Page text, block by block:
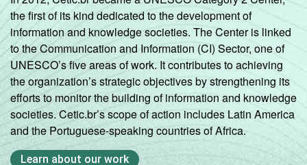
the first of its kind dedicated to the development of
information and knowledge societies. The Center is linked
to the Communication and Information (CI) Sector, one of
UNESCO’s five areas of work. It contributes to achieving
the organization’s strategic objectives by strengthening its
efforts to monitor the building of information and knowledge
societies. Cetic.br’s scope of action includes Latin America
and the Portuguese-speaking countries of Africa.
Learn about our work